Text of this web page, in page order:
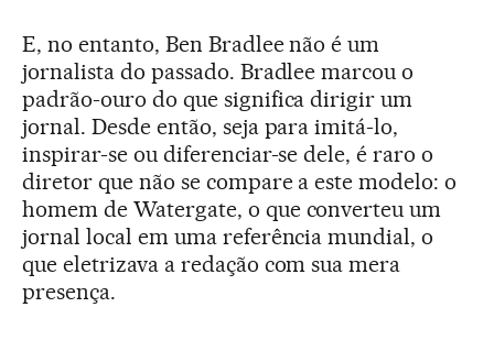
E, no entanto, Ben Bradlee não é um
jornalista do passado. Bradlee marcou o
padrão-ouro do que significa dirigir um
jornal. Desde então, seja para imitá-lo,
inspirar-se ou diferenciar-se dele, é raro o
diretor que não se compare a este modelo: o
homem de Watergate, o que converteu um
jornal local em uma referência mundial, o
que eletrizava a redação com sua mera
presença.